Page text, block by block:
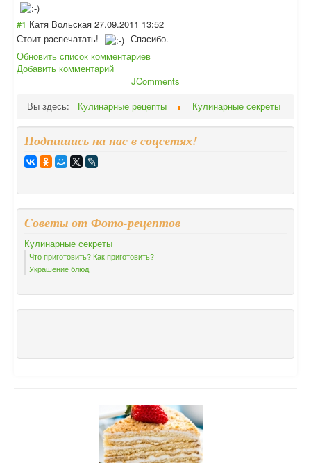
#1 Катя Вольская 27.09.2011 13:52
Стоит распечатать!
Спасибо.
Обновить список комментариев
Добавить комментарий
JComments
Вы здесь:
Кулинарные рецепты Кулинарные секреты
Подпишись на нас в соцсетях!
Cоветы от Фото-рецептов
Кулинарные секреты
Что приготовить? Как приготовить?
Украшение блюд